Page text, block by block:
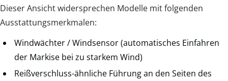
Dieser Ansicht widersprechen Modelle mit folgenden
Ausstattungsmerkmalen:
Windwächter / Windsensor (automatisches Einfahren
der Markise bei zu starkem Wind)
Reißverschluss-ähnliche Führung an den Seiten des